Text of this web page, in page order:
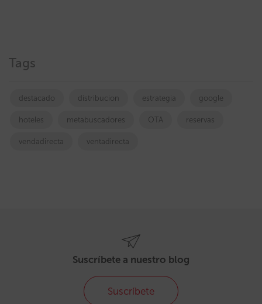
Tags
destacado distribucion estrategia google
hoteles metabuscadores OTA reservas
vendadirecta ventadirecta
Suscríbete a nuestro blog
Suscríbete